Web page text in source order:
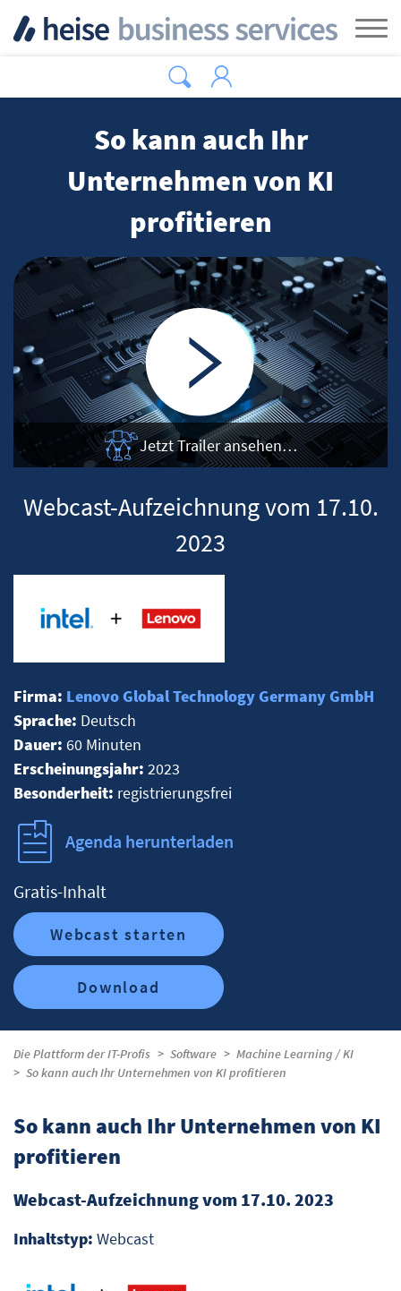
So kann auch Ihr
Unternehmen von KI
profitieren
Jetzt Trailer ansehen…
Webcast-Aufzeichnung vom 17.10.
2023
Firma: Lenovo Global Technology Germany GmbH
Sprache: Deutsch
Dauer: 60 Minuten
Erscheinungsjahr: 2023
Besonderheit: registrierungsfrei
Agenda herunterladen
Gratis-Inhalt
Webcast starten
Download
Die Plattform der IT-Profis Software
Machine Learning / KI
So kann auch Ihr Unternehmen von KI profitieren
So kann auch Ihr Unternehmen von KI
profitieren
Webcast-Aufzeichnung vom 17.10. 2023
Inhaltstyp: Webcast